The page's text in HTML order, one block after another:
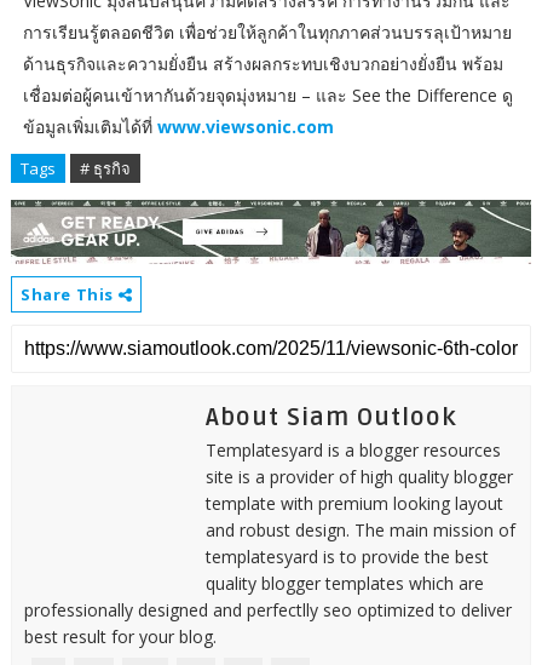
การเรียนรู้ตลอดชีวิต เพื่อช่วยให้ลูกค้าในทุกภาคส่วนบรรลุเป้าหมาย
ด้านธุรกิจและความยั่งยืน สร้างผลกระทบเชิงบวกอย่างยั่งยืน พร้อม
เชื่อมต่อผู้คนเข้าหากันด้วยจุดมุ่งหมาย – และ See the Difference ดู
ข้อมูลเพิ่มเติมได้ที่ www.viewsonic.com
Tags # ธุรกิจ
Share This
About Siam Outlook
Templatesyard is a blogger resources
site is a provider of high quality blogger
template with premium looking layout
and robust design. The main mission of
templatesyard is to provide the best
quality blogger templates which are
professionally designed and perfectlly seo optimized to deliver
best result for your blog.